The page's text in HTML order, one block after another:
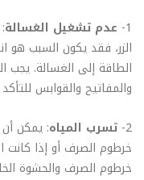
1- عدم تشغيل الغسالة
الزر، فقد يكون السبب هو
الطاقة إلى الغسالة. يجب
والمفاتيح والقوابس
2- تسرب المياه: يمكن
خرطوم الصرف أو إذا كانت
خرطوم الصرف والحشوة